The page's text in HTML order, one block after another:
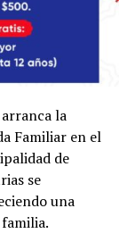
la
Familiar en el
de
se
una